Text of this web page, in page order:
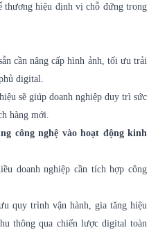
thương hiệu định vị chỗ đứng trong
cần nâng cấp hình ảnh, tối ưu trải
digital.
sẽ giúp doanh nghiệp duy trì sức
hàng mới.
công nghệ vào hoạt động kinh
doanh nghiệp cần tích hợp công
quy trình vận hành, gia tăng hiệu
thông qua chiến lược digital toàn